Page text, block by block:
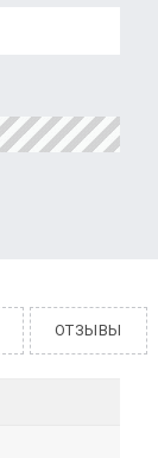
ОТЗЫВЫ